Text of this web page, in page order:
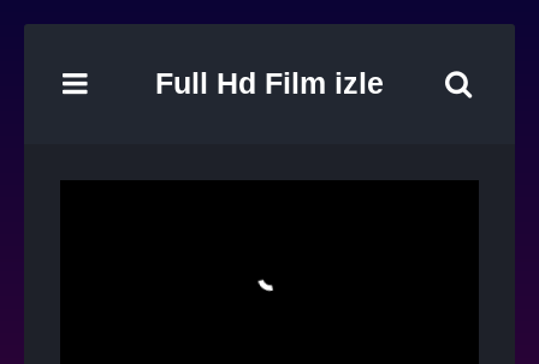
Full Hd Film izle